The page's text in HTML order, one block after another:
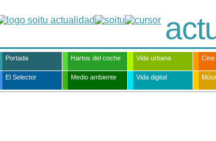
Portada Hartos del coche Vida urbana Cine
El Selector Medio ambiente Vida digital